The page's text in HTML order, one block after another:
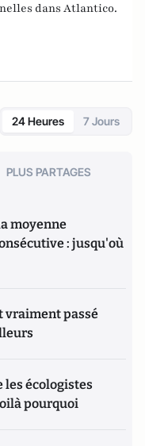
dans Atlantico.
24 Heures 7 Jours
PLUS PARTAGES
moyenne
: jusqu'où
vraiment passé
les écologistes
pourquoi